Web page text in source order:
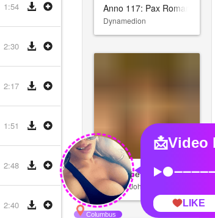
1:54
2:30
2:17
1:51
2:48
2:40
Anno 117: Pax Romana
Dynamedion
Покерфейс
Nathan Johnson